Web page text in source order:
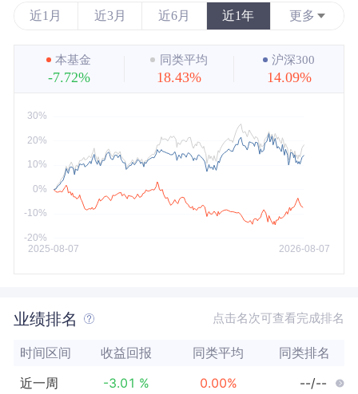
近1月 近3月 近6月 近1年 更多
近3年
近5年
最大
本基金
-7.72%
同类平均
18.43%
沪深300
14.09%
业绩排名 点击名次可查看完成排名
时间区间 收益回报 同类平均 同类排名
近一周 -3.01 % 0.00% --/--